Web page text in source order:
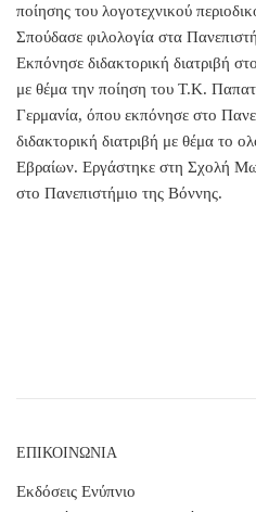
ποίησης του λογοτεχνικού
Σπούδασε φιλολογία στα
Εκπόνησε διδακτορική διατριβή
με θέμα την ποίηση του Τ.Κ.
Γερμανία, όπου εκπόνησε στο
διδακτορική διατριβή με θέμα το
Εβραίων. Εργάστηκε στη Σχολή
στο Πανεπιστήμιο της Βόννης.
ΕΠΙΚΟΙΝΩΝΙΑ
Εκδόσεις Ενύπνιο